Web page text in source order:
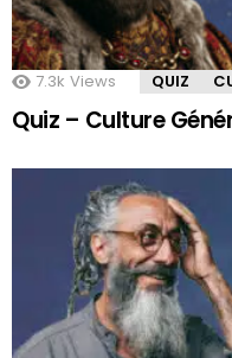
7.3k Views QUIZ
Quiz – Culture